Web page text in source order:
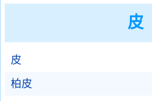
皮
皮
柏皮